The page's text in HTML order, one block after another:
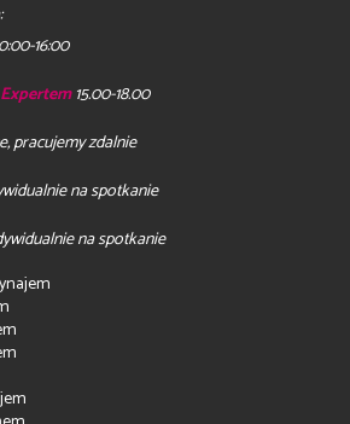
16:00
15.00-18.00
pracujemy zdalnie
na spotkanie
na spotkanie